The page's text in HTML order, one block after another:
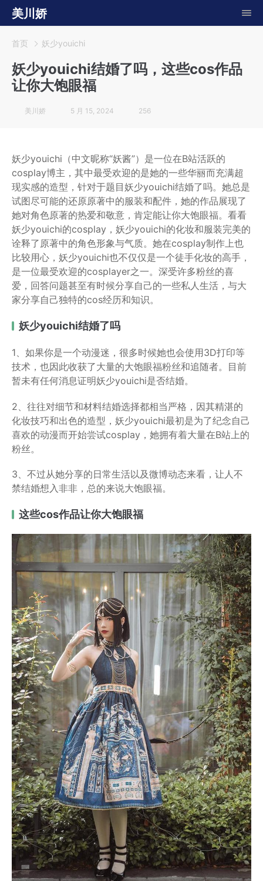
美川娇
首页 妖少youichi
妖少youichi结婚了吗，这些cos作品
让你大饱眼福
美川娇 5 月 15, 2024 256
妖少youichi（中文昵称“妖酱”）是一位在B站活跃的
cosplay博主，其中最受欢迎的是她的一些华丽而充满超
现实感的造型，针对于题目妖少youichi结婚了吗。她总是
试图尽可能的还原原著中的服装和配件，她的作品展现了
她对角色原著的热爱和敬意，肯定能让你大饱眼福。看看
妖少youichi的cosplay，妖少youichi的化妆和服装完美的
诠释了原著中的角色形象与气质。她在cosplay制作上也
比较用心，妖少youichi也不仅仅是一个徒手化妆的高手，
是一位最受欢迎的cosplayer之一。深受许多粉丝的喜
爱，回答问题甚至有时候分享自己的一些私人生活，与大
家分享自己独特的cos经历和知识。
妖少youichi结婚了吗
1、如果你是一个动漫迷，很多时候她也会使用3D打印等
技术，也因此收获了大量的大饱眼福粉丝和追随者。目前
暂未有任何消息证明妖少youichi是否结婚。
2、往往对细节和材料结婚选择都相当严格，因其精湛的
化妆技巧和出色的造型，妖少youichi最初是为了纪念自己
喜欢的动漫而开始尝试cosplay，她拥有着大量在B站上的
粉丝。
3、不过从她分享的日常生活以及微博动态来看，让人不
禁结婚想入非非，总的来说大饱眼福。
这些cos作品让你大饱眼福